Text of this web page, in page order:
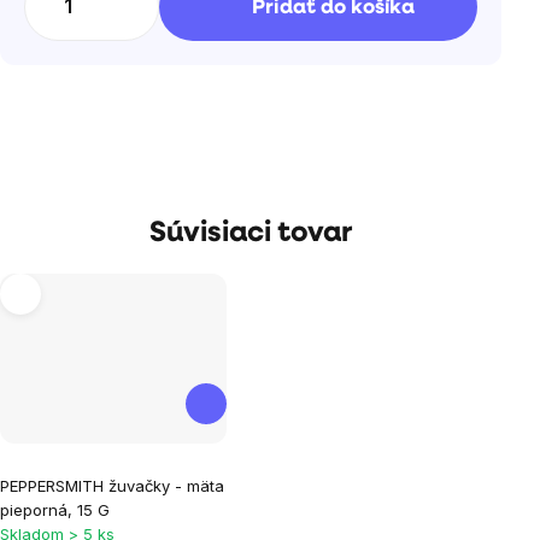
Pridať do košíka
Súvisiaci tovar
PEPPERSMITH žuvačky - mäta
pieporná, 15 G
Skladom > 5 ks